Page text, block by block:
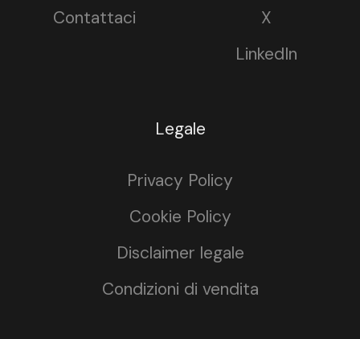
Contattaci
X
LinkedIn
Legale
Privacy Policy
Cookie Policy
Disclaimer legale
Condizioni di vendita